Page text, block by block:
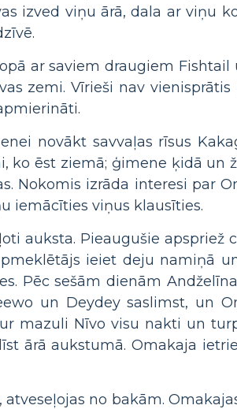
izved viņu ārā, dala ar viņu
ar saviem draugiem
zemi. Vīrieši nav
novākt savvaļas rīsus
ko ēst ziemā; ģimene ķidā un
Nokomis izrāda interesi par
iemācīties viņus klausīties.
auksta. Pieaugušie
ieiet deju namiņā
Pēc sešām dienām
un Deydey saslimst, un
mazuli Nīvo visu nakti un
ārā aukstumā. Omakaja
atveseļojas no bakām.